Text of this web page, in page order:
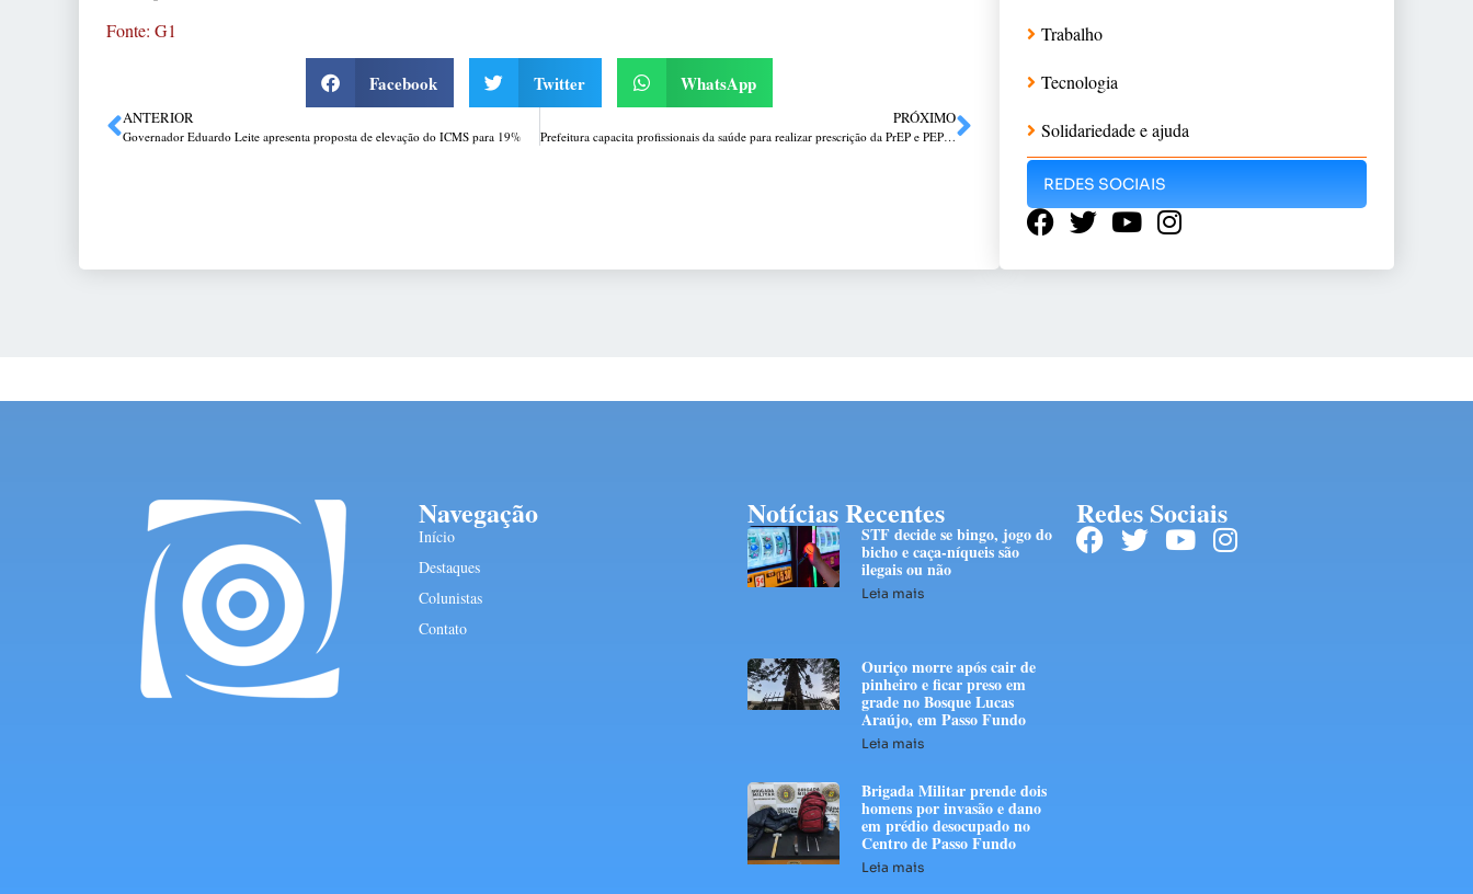
Fonte: G1
Facebook Twitter WhatsApp
ANTERIOR
Governador Eduardo Leite apresenta proposta de elevação do ICMS para 19%
PRÓXIMO
Prefeitura capacita profissionais da saúde para realizar prescrição da PrEP e PEP para HIV
Trabalho
Tecnologia
Solidariedade e ajuda
REDES SOCIAIS
Navegação
Início
Destaques
Colunistas
Contato
Notícias Recentes
STF decide se bingo, jogo do
bicho e caça-níqueis são
ilegais ou não
Leia mais
Ouriço morre após cair de
pinheiro e ficar preso em
grade no Bosque Lucas
Araújo, em Passo Fundo
Leia mais
Brigada Militar prende dois
homens por invasão e dano
em prédio desocupado no
Centro de Passo Fundo
Leia mais
Redes Sociais